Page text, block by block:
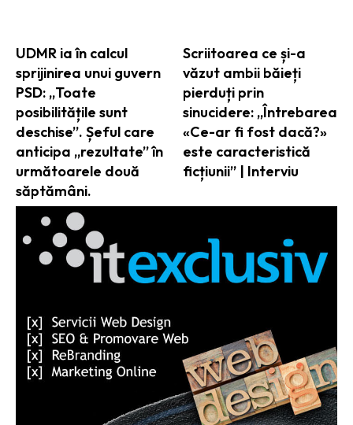
UDMR ia în calcul
sprijinirea unui guvern
PSD: „Toate
posibilitățile sunt
deschise”. Șeful care
anticipa „rezultate” în
următoarele două
săptămâni.
Scriitoarea ce și-a
văzut ambii băieți
pierduți prin
sinucidere: „Întrebarea
«Ce-ar fi fost dacă?»
este caracteristică
ficțiunii” | Interviu